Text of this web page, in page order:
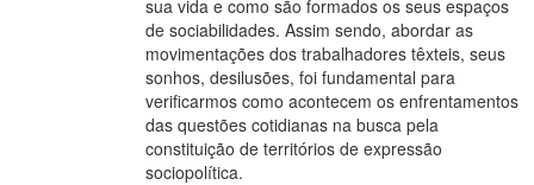
sua vida e como são formados os seus espaços
de sociabilidades. Assim sendo, abordar as
movimentações dos trabalhadores têxteis, seus
sonhos, desilusões, foi fundamental para
verificarmos como acontecem os enfrentamentos
das questões cotidianas na busca pela
constituição de territórios de expressão
sociopolítica.